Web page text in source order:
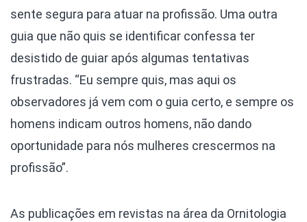
sente segura para atuar na profissão. Uma outra
guia que não quis se identificar confessa ter
desistido de guiar após algumas tentativas
frustradas. “Eu sempre quis, mas aqui os
observadores já vem com o guia certo, e sempre os
homens indicam outros homens, não dando
oportunidade para nós mulheres crescermos na
profissão”.
As publicações em revistas na área da Ornitologia